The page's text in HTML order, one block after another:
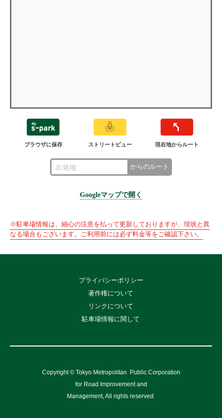
ブラウザに保存 ストリートビュー 現在地からルート
からのルート
Googleマップで開く
※駐車場情報は、細心の注意を払って更新しておりますが、現状と異
なる場合もございます。ご利用前には必ず料金等をご確認下さい。
プライバシーポリシー
著作権について
リンクについて
駐車場情報に関して
Copyright © Tokyo Metropolitan
Public Corporation
for Road Improvement and
Management, All rights reserved.